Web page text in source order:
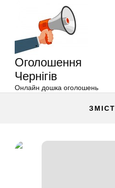
Оголошення
Чернігів
Онлайн дошка оголошень
ЗМІСТ